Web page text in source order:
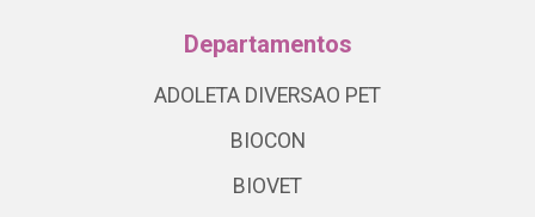
Departamentos
ADOLETA DIVERSAO PET
BIOCON
BIOVET